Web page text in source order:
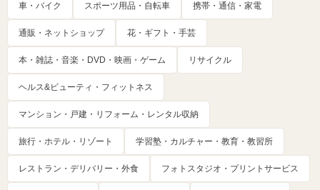
車・バイク スポーツ用品・自転車 携帯・通信・家電
通販・ネットショップ 花・ギフト・手芸
本・雑誌・音楽・DVD・映画・ゲーム リサイクル
ヘルス&ビューティ・フィットネス
マンション・戸建・リフォーム・レンタル収納
旅行・ホテル・リゾート 学習塾・カルチャー・教育・教習所
レストラン・デリバリー・外食 フォトスタジオ・プリントサービス